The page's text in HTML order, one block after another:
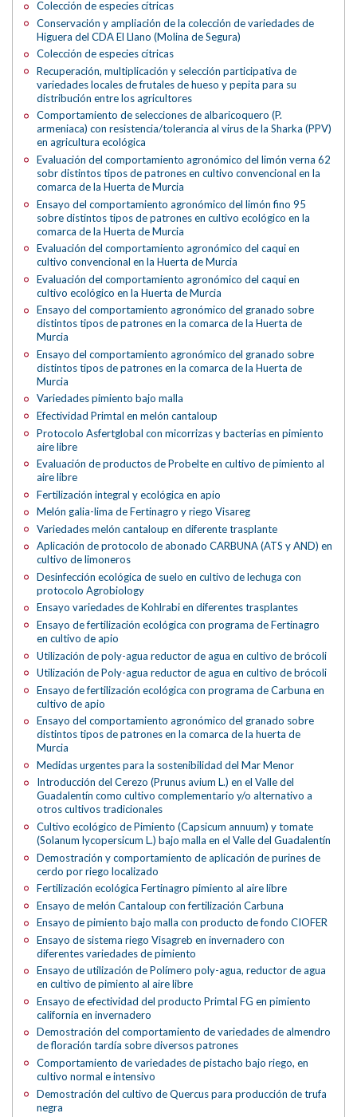
Colección de especies cítricas
Conservación y ampliación de la colección de variedades de
Higuera del CDA El Llano (Molina de Segura)
Colección de especies cítricas
Recuperación, multiplicación y selección participativa de
variedades locales de frutales de hueso y pepita para su
distribución entre los agricultores
Comportamiento de selecciones de albaricoquero (P.
armeniaca) con resistencia/tolerancia al virus de la Sharka (PPV)
en agricultura ecológica
Evaluación del comportamiento agronómico del limón verna 62
sobr distintos tipos de patrones en cultivo convencional en la
comarca de la Huerta de Murcia
Ensayo del comportamiento agronómico del limón fino 95
sobre distintos tipos de patrones en cultivo ecológico en la
comarca de la Huerta de Murcia
Evaluación del comportamiento agronómico del caqui en
cultivo convencional en la Huerta de Murcia
Evaluación del comportamiento agronómico del caqui en
cultivo ecológico en la Huerta de Murcia
Ensayo del comportamiento agronómico del granado sobre
distintos tipos de patrones en la comarca de la Huerta de
Murcia
Ensayo del comportamiento agronómico del granado sobre
distintos tipos de patrones en la comarca de la Huerta de
Murcia
Variedades pimiento bajo malla
Efectividad Primtal en melón cantaloup
Protocolo Asfertglobal con micorrizas y bacterias en pimiento
aire libre
Evaluación de productos de Probelte en cultivo de pimiento al
aire libre
Fertilización integral y ecológica en apio
Melón galia-lima de Fertinagro y riego Visareg
Variedades melón cantaloup en diferente trasplante
Aplicación de protocolo de abonado CARBUNA (ATS y AND) en
cultivo de limoneros
Desinfección ecológica de suelo en cultivo de lechuga con
protocolo Agrobiology
Ensayo variedades de Kohlrabi en diferentes trasplantes
Ensayo de fertilización ecológica con programa de Fertinagro
en cultivo de apio
Utilización de poly-agua reductor de agua en cultivo de brócoli
Utilización de Poly-agua reductor de agua en cultivo de brócoli
Ensayo de fertilización ecológica con programa de Carbuna en
cultivo de apio
Ensayo del comportamiento agronómico del granado sobre
distintos tipos de patrones en la comarca de la huerta de
Murcia
Medidas urgentes para la sostenibilidad del Mar Menor
Introducción del Cerezo (Prunus avium L.) en el Valle del
Guadalentín como cultivo complementario y/o alternativo a
otros cultivos tradicionales
Cultivo ecológico de Pimiento (Capsicum annuum) y tomate
(Solanum lycopersicum L.) bajo malla en el Valle del Guadalentín
Demostración y comportamiento de aplicación de purines de
cerdo por riego localizado
Fertilización ecológica Fertinagro pimiento al aire libre
Ensayo de melón Cantaloup con fertilización Carbuna
Ensayo de pimiento bajo malla con producto de fondo CIOFER
Ensayo de sistema riego Visagreb en invernadero con
diferentes variedades de pimiento
Ensayo de utilización de Polímero poly-agua, reductor de agua
en cultivo de pimiento al aire libre
Ensayo de efectividad del producto Primtal FG en pimiento
california en invernadero
Demostración del comportamiento de variedades de almendro
de floración tardía sobre diversos patrones
Comportamiento de variedades de pistacho bajo riego, en
cultivo normal e intensivo
Demostración del cultivo de Quercus para producción de trufa
negra